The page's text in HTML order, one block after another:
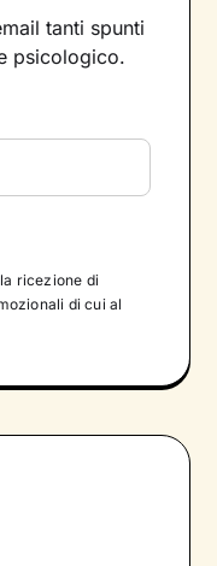
tanti spunti
psicologico.
ricezione di
di cui al